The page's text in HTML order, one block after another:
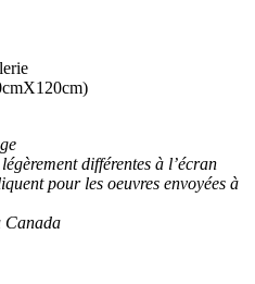
différentes à l’écran
pour les oeuvres envoyées à
Canada